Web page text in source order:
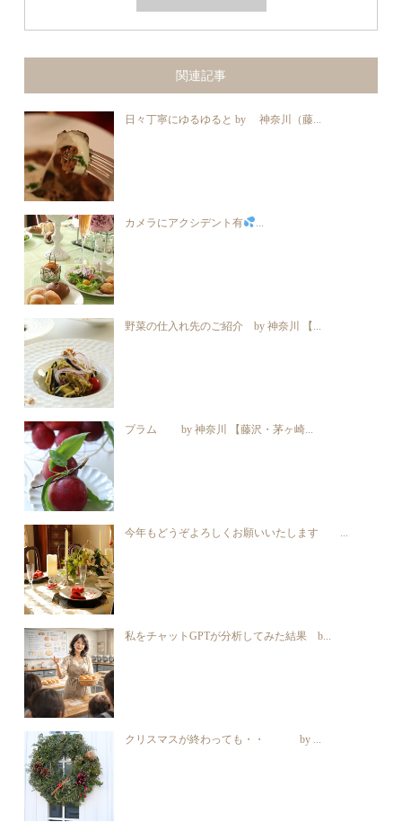
関連記事
日々丁寧にゆるゆると by 神奈川（藤...
カメラにアクシデント有 ...
野菜の仕入れ先のご紹介 by 神奈川 【...
プラム by 神奈川 【藤沢・茅ヶ崎...
今年もどうぞよろしくお願いいたします ...
私をチャットGPTが分析してみた結果 b...
クリスマスが終わっても・・ by ...